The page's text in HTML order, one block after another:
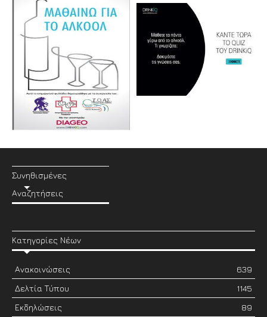
Συνηθισμένες
Αναζητήσεις
Κατηγορίες Νέων
Ανακοινώσεις
639
Δελτία Τύπου
1145
Εκδηλώσεις
89